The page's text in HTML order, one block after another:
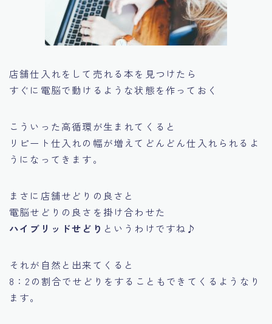
店舗仕入れをして売れる本を見つけたら
すぐに電脳で動けるような状態を作っておく
こういった高循環が生まれてくると
リピート仕入れの幅が増えてどんどん仕入れられるよ
うになってきます。
まさに店舗せどりの良さと
電脳せどりの良さを掛け合わせた
ハイブリッドせどり というわけですね♪
それが自然と出来てくると
8：2の割合でせどりをすることもできてくるようなり
ます。